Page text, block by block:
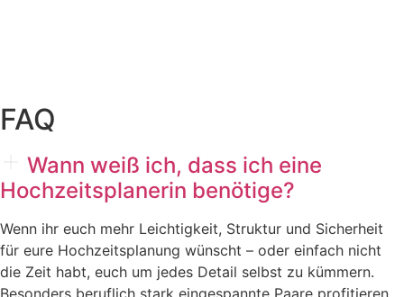
FAQ
Wann weiß ich, dass ich eine
Hochzeitsplanerin benötige?
Wenn ihr euch mehr Leichtigkeit, Struktur und Sicherheit
für eure Hochzeitsplanung wünscht – oder einfach nicht
die Zeit habt, euch um jedes Detail selbst zu kümmern.
Besonders beruflich stark eingespannte Paare profitieren